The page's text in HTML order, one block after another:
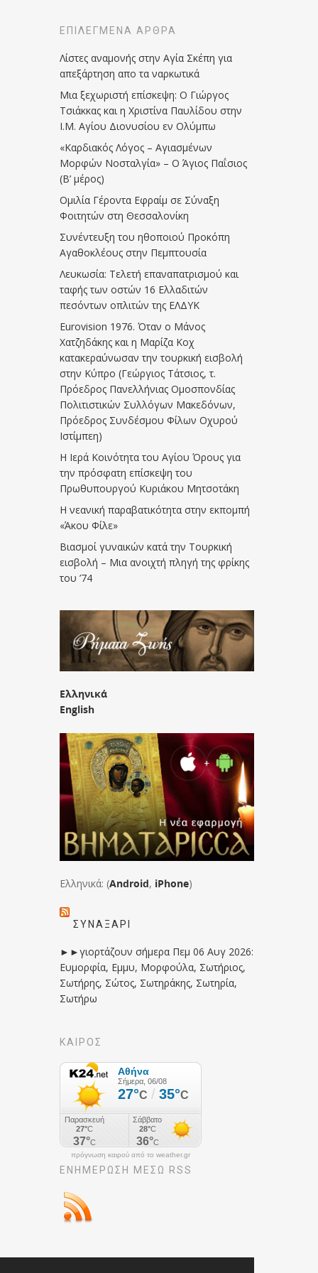
ΕΠΙΛΕΓΜΈΝΑ ΆΡΘΡΑ
Λίστες αναμονής στην Αγία Σκέπη για
απεξάρτηση απο τα ναρκωτικά
Μια ξεχωριστή επίσκεψη: Ο Γιώργος
Τσιάκκας και η Χριστίνα Παυλίδου στην
Ι.Μ. Αγίου Διονυσίου εν Ολύμπω
«Καρδιακός Λόγος – Αγιασμένων
Μορφών Νοσταλγία» – Ο Άγιος Παΐσιος
(Β’ μέρος)
Ομιλία Γέροντα Εφραίμ σε Σύναξη
Φοιτητών στη Θεσσαλονίκη
Συνέντευξη του ηθοποιού Προκόπη
Αγαθοκλέους στην Πεμπτουσία
Λευκωσία: Τελετή επαναπατρισμού και
ταφής των οστών 16 Ελλαδιτών
πεσόντων οπλιτών της ΕΛΔΥΚ
Eurovision 1976. Όταν ο Μάνος
Χατζηδάκης και η Μαρίζα Κοχ
κατακεραύνωσαν την τουρκική εισβολή
στην Κύπρο (Γεώργιος Τάτσιος, τ.
Πρόεδρος Πανελλήνιας Ομοσπονδίας
Πολιτιστικών Συλλόγων Μακεδόνων,
Πρόεδρος Συνδέσμου Φίλων Οχυρού
Ιστίμπεη)
Η Ιερά Κοινότητα του Αγίου Όρους για
την πρόσφατη επίσκεψη του
Πρωθυπουργού Κυριάκου Μητσοτάκη
Η νεανική παραβατικότητα στην εκπομπή
«Άκου Φίλε»
Βιασμοί γυναικών κατά την Τουρκική
εισβολή – Μια ανοιχτή πληγή της φρίκης
του ’74
Ελληνικά
English
Ελληνικά: (Android, iPhone)
ΣΥΝΑΞΆΡΙ
►►γιορτάζουν σήμερα Πεμ 06 Αυγ 2026:
Ευμορφία, Εμμυ, Μορφούλα, Σωτήριος,
Σωτήρης, Σώτος, Σωτηράκης, Σωτηρία,
Σωτήρω
ΚΑΙΡΟΣ
πρόγνωση καιρού από το weather.gr
ΕΝΗΜΈΡΩΣΉ ΜΕΣΩ RSS